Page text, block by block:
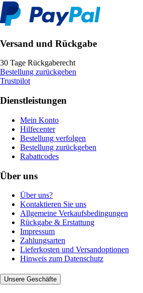
Versand und Rückgabe
30 Tage Rückgaberecht
Bestellung zurückgeben
Trustpilot
Dienstleistungen
Mein Konto
Hilfecenter
Bestellung verfolgen
Bestellung zurückgeben
Rabattcodes
Über uns
Über uns?
Kontaktieren Sie uns
Allgemeine Verkaufsbedingungen
Rückgabe & Erstattung
Impressum
Zahlungsarten
Lieferkosten und Versandoptionen
Hinweis zum Datenschutz
Unsere Geschäfte